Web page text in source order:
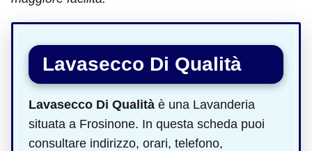
Lavasecco Di Qualità
Lavasecco Di Qualità è una Lavanderia
situata a Frosinone. In questa scheda puoi
consultare indirizzo, orari, telefono,